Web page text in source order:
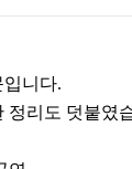
니다.
정리도 덧붙였